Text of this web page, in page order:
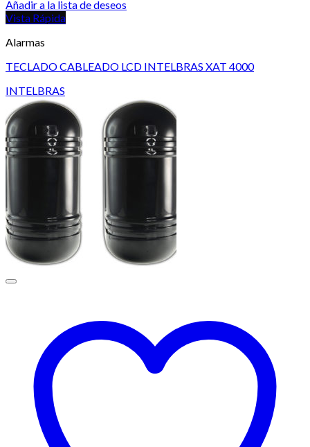
Añadir a la lista de deseos
Vista Rápida
Alarmas
TECLADO CABLEADO LCD INTELBRAS XAT 4000
INTELBRAS